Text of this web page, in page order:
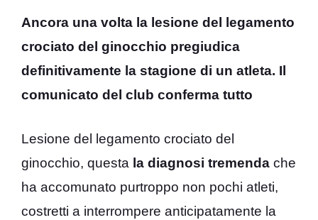
Ancora una volta la lesione del legamento
crociato del ginocchio pregiudica
definitivamente la stagione di un atleta. Il
comunicato del club conferma tutto
Lesione del legamento crociato del
ginocchio, questa la diagnosi tremenda che
ha accomunato purtroppo non pochi atleti,
costretti a interrompere anticipatamente la